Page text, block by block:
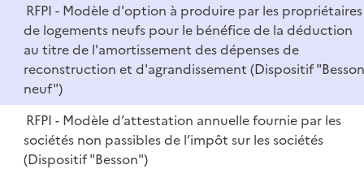
RFPI - Modèle d'option à produire par les propriétaires
de logements neufs pour le bénéfice de la déduction
au titre de l'amortissement des dépenses de
reconstruction et d'agrandissement (Dispositif "Besson
neuf")
RFPI - Modèle d’attestation annuelle fournie par les
sociétés non passibles de l’impôt sur les sociétés
(Dispositif "Besson")